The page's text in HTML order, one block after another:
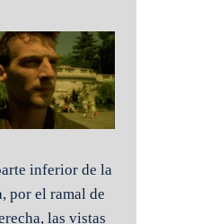
inferior de la
por el ramal de
las vistas